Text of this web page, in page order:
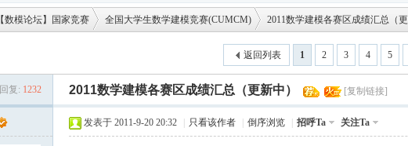
数据
夏令营
Q值法
【数模论坛】国家竞赛
›
全国大学生数学建模竞赛(CUMCM)
›
2011数学建模各赛区成绩汇总（更
1 2 3 4 5
返回列表
回复: 1232 2011数学建模各赛区成绩汇总（更新中） [复制链接]
发表于 2011-9-20 20:32 只看该作者 倒序浏览 招呼Ta 关注Ta